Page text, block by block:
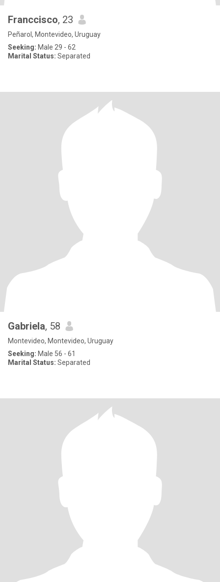
Franccisco, 23
Peñarol, Montevideo, Uruguay
Seeking: Male 29 - 62
Marital Status: Separated
Gabriela, 58
Montevideo, Montevideo, Uruguay
Seeking: Male 56 - 61
Marital Status: Separated